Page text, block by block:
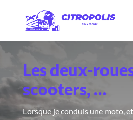
Les deux-
scooters, …
Lorsque je conduis une moto,